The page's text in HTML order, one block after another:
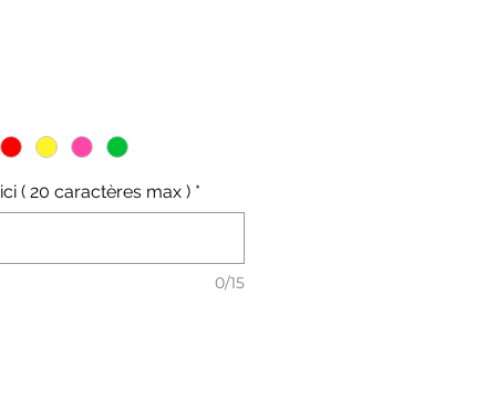
( 20 caractères max ) *
0/15